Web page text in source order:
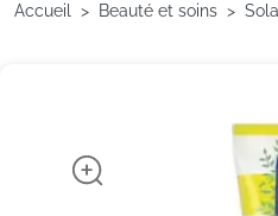
Accueil Beauté et soins